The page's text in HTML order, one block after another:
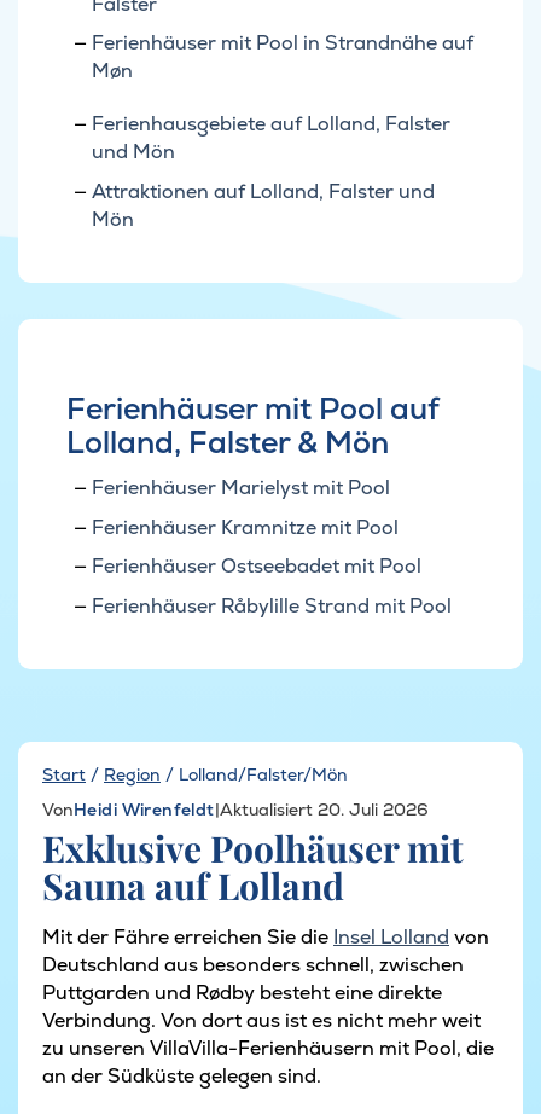
Start / Region / Lolland/Falster/Mön
VonHeidi Wirenfeldt|Aktualisiert 20. Juli 2026
Exklusive Poolhäuser mit
Sauna auf Lolland
Mit der Fähre erreichen Sie die Insel Lolland von
Deutschland aus besonders schnell, zwischen
Puttgarden und Rødby besteht eine direkte
Verbindung. Von dort aus ist es nicht mehr weit
zu unseren VillaVilla-Ferienhäusern mit Pool, die
an der Südküste gelegen sind.
Ferienhäuser mit Pool in Strandnähe auf
Møn
Ferienhausgebiete auf Lolland, Falster
und Mön
Attraktionen auf Lolland, Falster und
Mön
Ferienhäuser mit Pool auf
Lolland, Falster & Mön
Ferienhäuser Marielyst mit Pool
Ferienhäuser Kramnitze mit Pool
Ferienhäuser Ostseebadet mit Pool
Ferienhäuser Råbylille Strand mit Pool